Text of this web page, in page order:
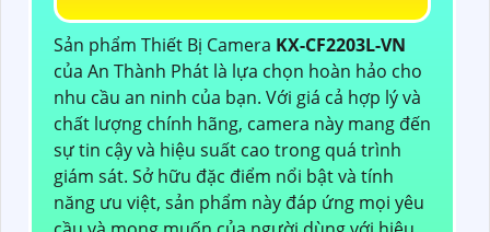
Sản phẩm Thiết Bị Camera KX-CF2203L-VN
của An Thành Phát là lựa chọn hoàn hảo cho
nhu cầu an ninh của bạn. Với giá cả hợp lý và
chất lượng chính hãng, camera này mang đến
sự tin cậy và hiệu suất cao trong quá trình
giám sát. Sở hữu đặc điểm nổi bật và tính
năng ưu việt, sản phẩm này đáp ứng mọi yêu